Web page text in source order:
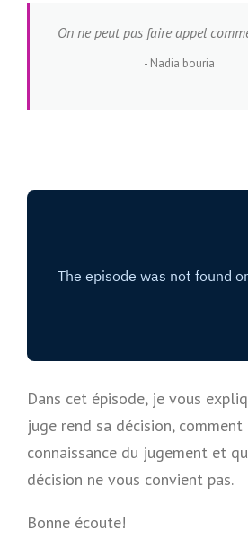
On ne peut pas faire appel
Nadia bouria
Dans cet épisode, je vous
juge rend sa décision, comment
connaissance du jugement et
décision ne vous convient pas.
Bonne écoute!